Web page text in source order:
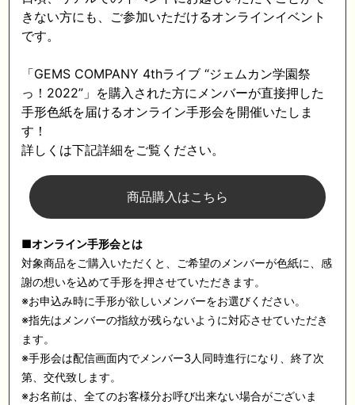
きない方にも、ご参加いただけるオンラインイベント
です。
「GEMS COMPANY 4thライブ “ジェムカン学園祭
っ！2022”」を購入された方にメンバーが直接押した
手形色紙を届けるオンライン手形会を開催いたしま
す！
詳しくは下記詳細をご覧ください。
商品購入はこちら
■オンライン手形会とは
対象商品をご購入いただくと、ご希望のメンバーが色紙に、感
謝の想いを込めて手形を押させていただきます。
※お申込み時に手形が欲しいメンバーをお選びください。
※指先はメンバーの指紋が残らないように対応させていただき
ます。
※手形会は配信画面内でメンバー3人同時進行になり、終了次
第、交代致します。
※お名前は、全てのお客様分お呼び出来ない場合がございま